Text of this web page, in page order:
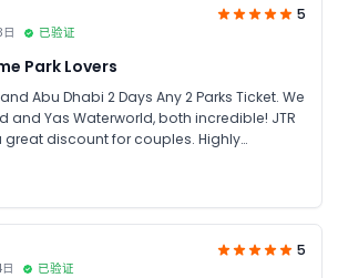
已验证
5
Park Lovers
Abu Dhabi 2 Days Any 2 Parks Ticket. We
and Yas Waterworld, both incredible! JTR
discount for couples. Highly
已验证
5